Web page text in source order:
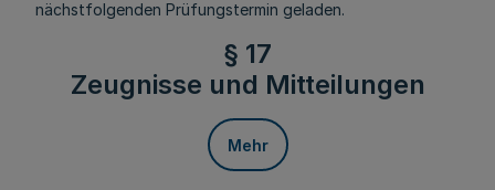
nächstfolgenden Prüfungstermin geladen.
§ 17
Zeugnisse und Mitteilungen
Mehr